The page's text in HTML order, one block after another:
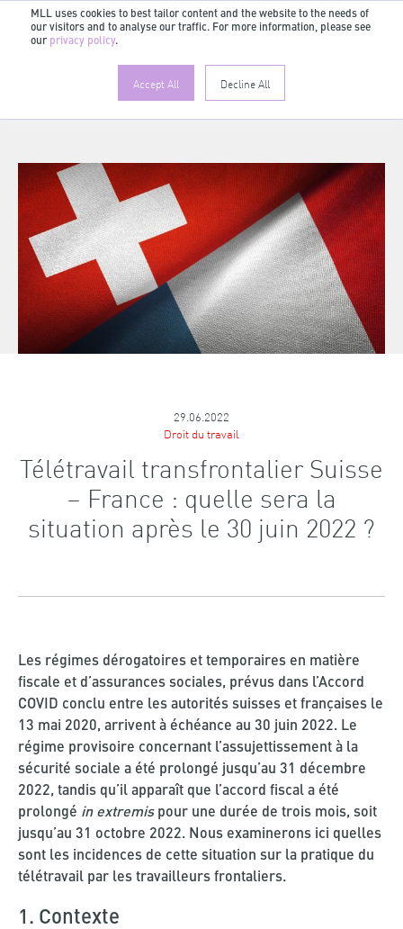
MLL uses cookies to best tailor content and the website to the needs of
our visitors and to analyse our traffic. For more information, please see
our privacy policy.
Accept All Decline All
29.06.2022
Droit du travail
Télétravail transfrontalier Suisse
– France : quelle sera la
situation après le 30 juin 2022 ?
Les régimes dérogatoires et temporaires en matière
fiscale et d’assurances sociales, prévus dans l’Accord
COVID conclu entre les autorités suisses et françaises le
13 mai 2020, arrivent à échéance au 30 juin 2022. Le
régime provisoire concernant l’assujettissement à la
sécurité sociale a été prolongé jusqu’au 31 décembre
2022, tandis qu’il apparaît que l’accord fiscal a été
prolongé in extremis pour une durée de trois mois, soit
jusqu’au 31 octobre 2022. Nous examinerons ici quelles
sont les incidences de cette situation sur la pratique du
télétravail par les travailleurs frontaliers.
1. Contexte